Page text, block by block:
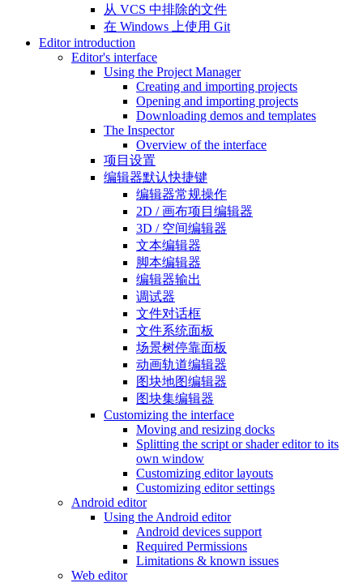
从 VCS 中排除的文件
在 Windows 上使用 Git
Editor introduction
Editor's interface
Using the Project Manager
Creating and importing projects
Opening and importing projects
Downloading demos and templates
The Inspector
Overview of the interface
项目设置
编辑器默认快捷键
编辑器常规操作
2D / 画布项目编辑器
3D / 空间编辑器
文本编辑器
脚本编辑器
编辑器输出
调试器
文件对话框
文件系统面板
场景树停靠面板
动画轨道编辑器
图块地图编辑器
图块集编辑器
Customizing the interface
Moving and resizing docks
Splitting the script or shader editor to its
own window
Customizing editor layouts
Customizing editor settings
Android editor
Using the Android editor
Android devices support
Required Permissions
Limitations & known issues
Web editor